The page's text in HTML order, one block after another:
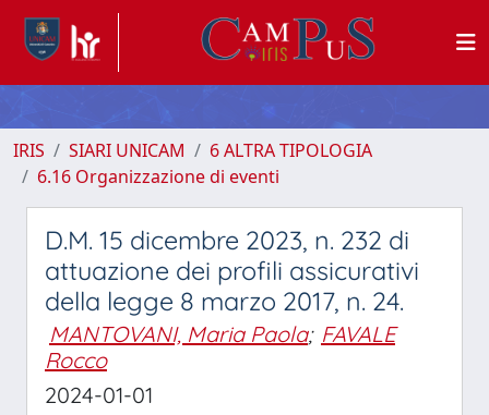
IRIS SIARI UNICAM
6 ALTRA TIPOLOGIA
6.16 Organizzazione di eventi
D.M. 15 dicembre 2023, n. 232 di
attuazione dei profili assicurativi
della legge 8 marzo 2017, n. 24.
MANTOVANI, Maria Paola; FAVALE
Rocco
2024-01-01